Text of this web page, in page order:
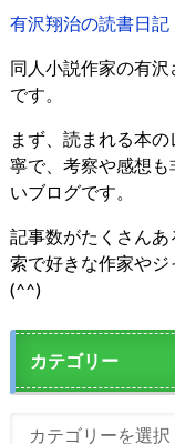
有沢翔治の読書日記
同人小説作家の有
です。
まず、読まれる本
寧で、考察や感想
いブログです。
記事数がたくさん
索で好きな作家や
(^^)
カテゴリー